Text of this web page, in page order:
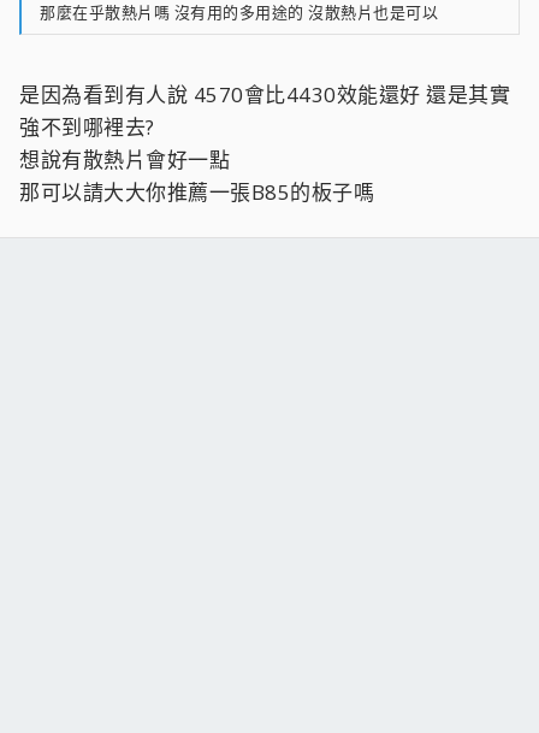
那麼在乎散熱片嗎 沒有用的多用途的 沒散熱片也是可以
是因為看到有人說 4570會比4430效能還好 還是其實
強不到哪裡去?
想說有散熱片會好一點
那可以請大大你推薦一張B85的板子嗎